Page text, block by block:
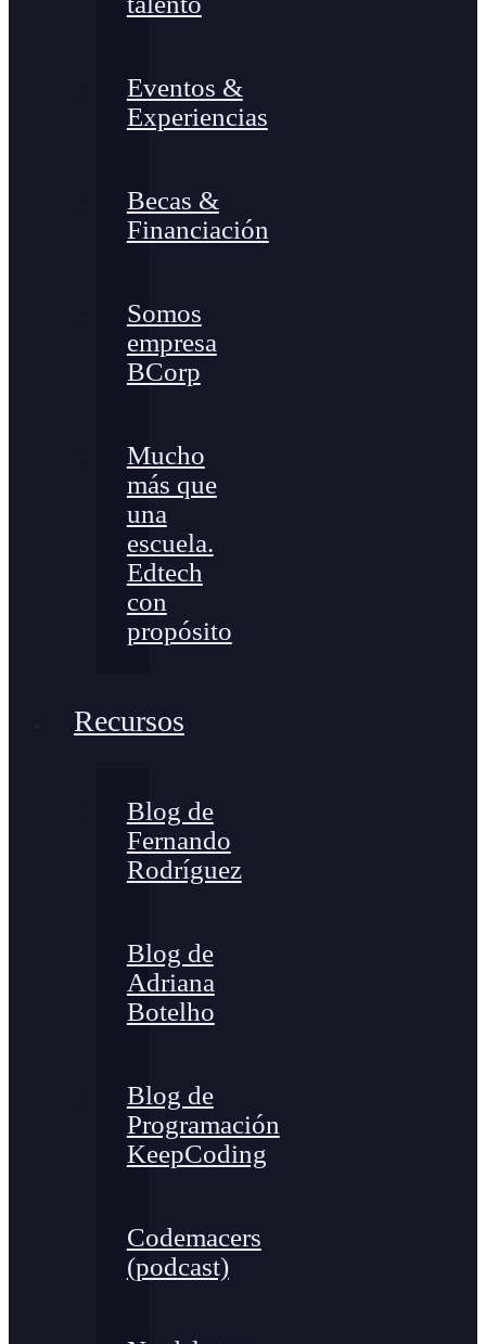
Eventos &
Experiencias
Becas &
Financiación
Somos
empresa
BCorp
Mucho
más que
una
escuela.
Edtech
con
propósito
Recursos
Blog de
Fernando
Rodríguez
Blog de
Adriana
Botelho
Blog de
Programación
KeepCoding
Codemacers
(podcast)